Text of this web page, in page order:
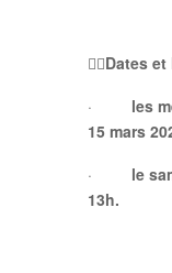
Dates et
· les
15 mars
· le
13h.